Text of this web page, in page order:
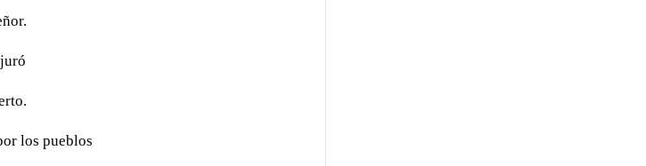
los pueblos